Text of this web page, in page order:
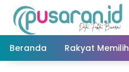
Langsung
konten
Beranda
Rakyat Memilih